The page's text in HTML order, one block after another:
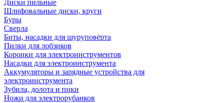
Диски пильные
Шлифовальные диски, круги
Буры
Сверла
Биты, насадки для шуруповёрта
Пилки для лобзиков
Коронки для электроинструментов
Насадки для электроинструмента
Аккумуляторы и зарядные устройства для
электроинструмента
Зубила, долота и пики
Ножи для электрорубанков